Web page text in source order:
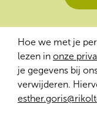
Hoe we met je
lezen in onze
je gegevens bij
verwijderen.